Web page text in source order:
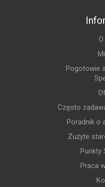
Pogotowie
Często
Poradnik o
Zużyte
Punkty
Praca